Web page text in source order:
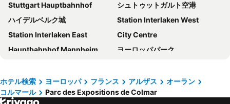
Novotel Suites Colmar Centre
Contact Hotel Du Ladhof
L'Hôtel & Spa Ribeauvillé
L'Hostellerie du Château
イビススタイルズコルマールノルド (旧ノボテル)
オテル キャトーズ
Hôtel Gustave Colmar
Logis Hôtel-Restaurant du Mouton
L'Esquisse Hotel & Spa Colmar - MGallery Collection
プルミエール クラッセ コルマール ノール ウーセン
Hôtel le Saint Nicolas
Campanile NATURE - Colmar Parc des Exposition
Stuttgart Hauptbahnhof
シュトゥットガルト空港
ハイデルベルク城
Station Interlaken West
Station Interlaken East
City Centre
Hauptbahnhof Mannheim
ヨーロッパパーク
ルツェルン湖
Gare de Dijon Ville
Trier Hauptbahnhof
バーゼル・ミュールーズ・フライブルグ国際空港
ホテル検索 ヨーロッパ フランス アルザス
オーラン
コルマール
Parc des Expositions de Colmar